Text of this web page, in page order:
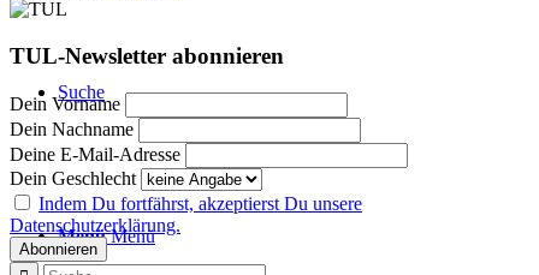
Suche
Menü Menü
TUL-Newsletter abonnieren
Dein Vorname
Dein Nachname
Deine E-Mail-Adresse
Dein Geschlecht
Indem Du fortfährst, akzeptierst Du unsere
Datenschutzerklärung.